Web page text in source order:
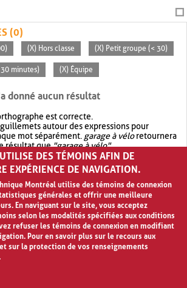
(0)
(X) Hors classe (X) Petit groupe (< 30)
minutes) (X) Équipe
donné aucun résultat
est correcte.
autour des expressions pour
mot séparément. garage à véloretournera
résultat que"garage à vélo".
votre recherche avec OR.garage OR vélo
plus de résultat quegarage à vélo
DES TÉMOINS AFIN DE
EXPÉRIENCE DE NAVIGATION.
Montréal utilise des témoins de connexion
générales et offrir une meilleure
En naviguant sur le site, vous acceptez
selon les modalités spécifiées aux conditions
refuser les témoins de connexion en modifiant
Pour en savoir plus sur le recours aux
sur la protection de vos renseignements